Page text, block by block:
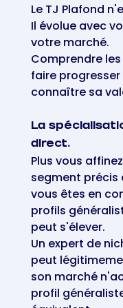
Le TJ Plafond
Il évolue avec
votre marché.
Comprendre
faire
connaître sa
La
direct.
Plus vous
segment précis
vous êtes en
profils
peut s'élever.
Un expert de
peut
son marché
profil